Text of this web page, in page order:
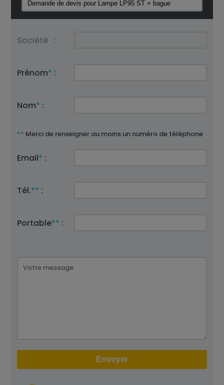
Société :
Prénom* :
Nom* :
** Merci de renseigner au moins un numéro de téléphone
Email* :
Tél.** :
Portable** :